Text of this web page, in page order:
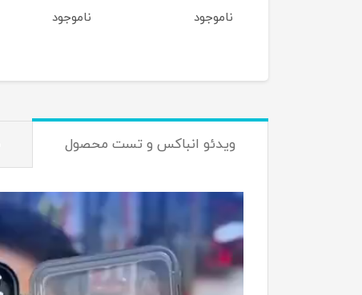
ناموجود ناموجود
ویدئو انباکس و تست محصول